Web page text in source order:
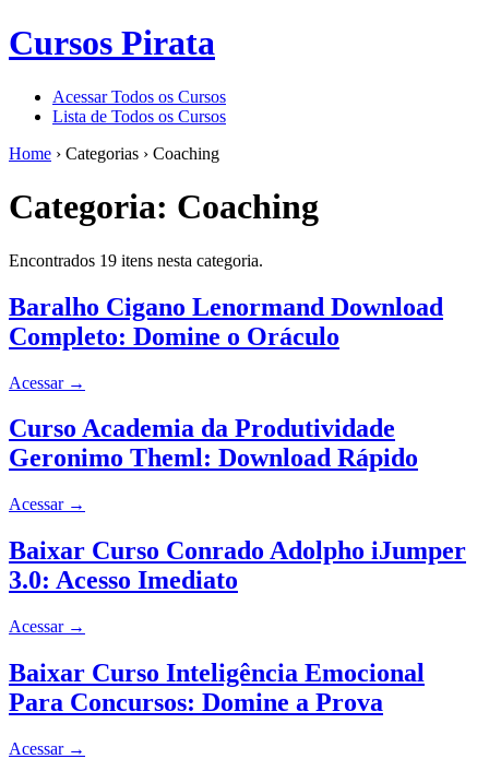
Cursos Pirata
Acessar Todos os Cursos
Lista de Todos os Cursos
Home › Categorias › Coaching
Categoria: Coaching
Encontrados 19 itens nesta categoria.
Baralho Cigano Lenormand Download
Completo: Domine o Oráculo
Acessar →
Curso Academia da Produtividade
Geronimo Theml: Download Rápido
Acessar →
Baixar Curso Conrado Adolpho iJumper
3.0: Acesso Imediato
Acessar →
Baixar Curso Inteligência Emocional
Para Concursos: Domine a Prova
Acessar →